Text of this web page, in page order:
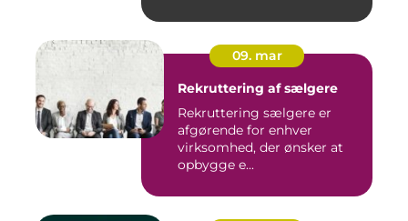
09. mar
Rekruttering af sælgere
Rekruttering sælgere er
afgørende for enhver
virksomhed, der ønsker at
opbygge e...